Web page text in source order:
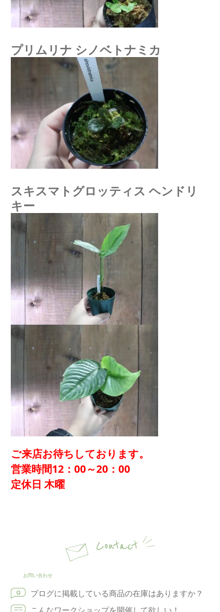
プリムリナ シノベトナミカ
スキスマトグロッティス ヘンドリ
キー
ご来店お待ちしております。
営業時間12：00～20：00
定休日 木曜
Contact
お問い合わせ
ブログに掲載している商品の在庫はありますか？